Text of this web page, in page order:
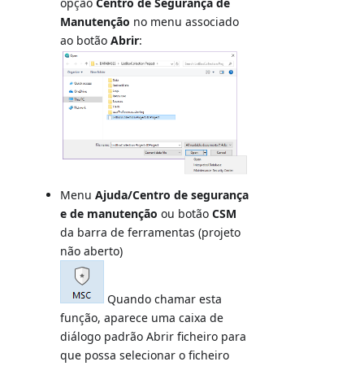
Manutenção no menu associado
ao botãoAbrir:
MenuAjuda/Centro de segurança
e de manutenção ou botãoCSM
da barra de ferramentas (projeto
não aberto)
Quando chamar esta
função, aparece uma caixa de
diálogo padrão Abrir ficheiro para
que possa selecionar o ficheiro